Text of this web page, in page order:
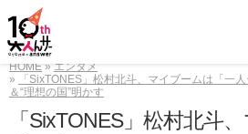
HOME
エンタメ
「SixTONES」松村北斗、マイブームは「一
＆“理想の国”明かす
「SixTONES」松村北斗